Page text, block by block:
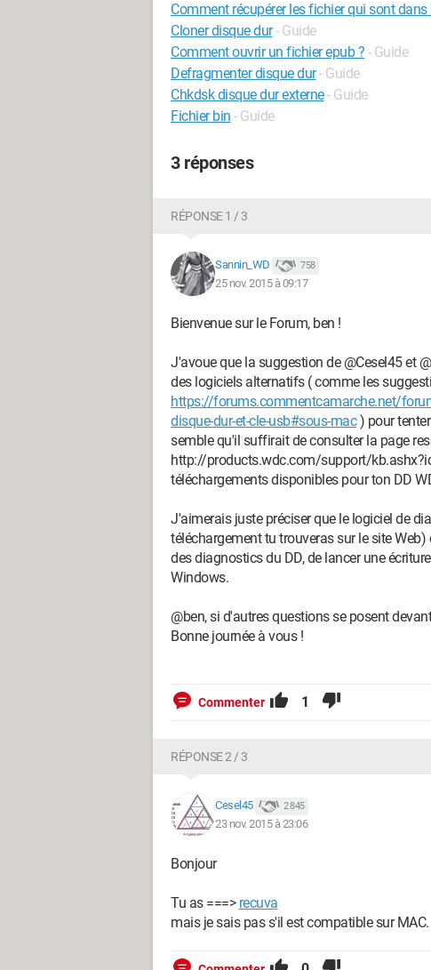
Comment récupérer les fichier qui sont
Cloner disque dur- Guide
Comment ouvrir un fichier epub ? - Guide
Defragmenter disque dur- Guide
Chkdsk disque dur externe- Guide
Fichier bin - Guide
3 réponses
RÉPONSE 1 / 3
Sannin_WD 758
25 nov. 2015 à 09:17
Bienvenue sur le Forum, ben !
J'avoue que la suggestion de @Cesel45 et
des logiciels alternatifs ( comme les
https://forums.commentcamarche.net/
disque-dur-et-cle-usb#sous-mac) pour
semble qu'il suffirait de consulter la page
http://products.wdc.com/support/
téléchargements disponibles pour ton DD
J'aimerais juste préciser que le logiciel de
téléchargement tu trouveras sur le site
des diagnostics du DD, de lancer une
Windows.
@ben, si d'autres questions se posent
Bonne journée à vous !
Commenter 1
RÉPONSE 2 / 3
Cesel45 2 845
23 nov. 2015 à 23:06
Bonjour
Tu as ===> recuva
mais je sais pas s'il est compatible sur MAC.